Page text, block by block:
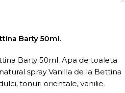
Barty 50ml.
Barty 50ml. Apa de toaleta
spray Vanilla de la Bettina
tonuri orientale, vanilie.